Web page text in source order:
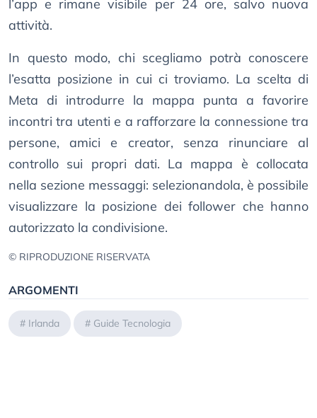
l’app e rimane visibile per 24 ore, salvo nuova
attività.
In questo modo, chi scegliamo potrà conoscere
l’esatta posizione in cui ci troviamo. La scelta di
Meta di introdurre la mappa punta a favorire
incontri tra utenti e a rafforzare la connessione tra
persone, amici e creator, senza rinunciare al
controllo sui propri dati. La mappa è collocata
nella sezione messaggi: selezionandola, è possibile
visualizzare la posizione dei follower che hanno
autorizzato la condivisione.
© RIPRODUZIONE RISERVATA
ARGOMENTI
# Irlanda # Guide Tecnologia